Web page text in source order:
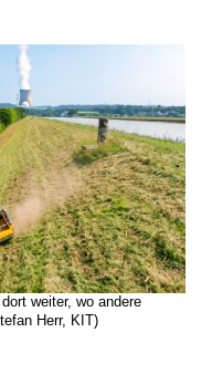
weiter, wo andere
Herr, KIT)